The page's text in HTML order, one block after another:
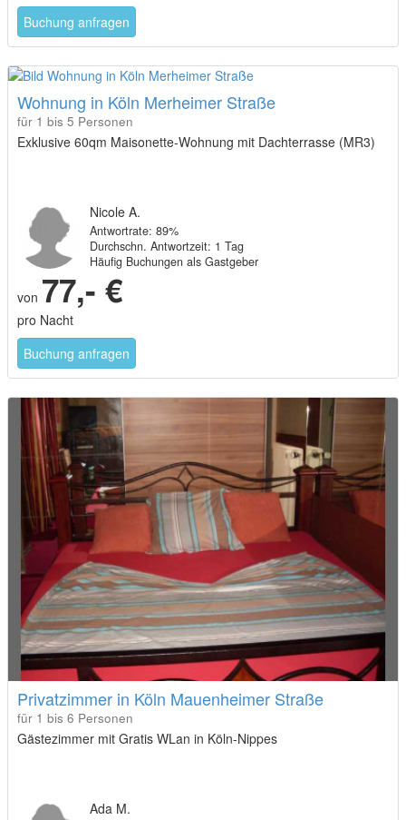
Buchung anfragen
Wohnung in Köln Merheimer Straße
für 1 bis 5 Personen
Exklusive 60qm Maisonette-Wohnung mit Dachterrasse (MR3)
Nicole A.
Antwortrate: 89%
Durchschn. Antwortzeit: 1 Tag
Häufig Buchungen als Gastgeber
von 77,- €
pro Nacht
Buchung anfragen
Privatzimmer in Köln Mauenheimer Straße
für 1 bis 6 Personen
Gästezimmer mit Gratis WLan in Köln-Nippes
Ada M.